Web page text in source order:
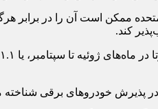
ممکن است آن را در برابر
کند.
می‌شود. خودروهای برقی باتری‌دار تنها ۱.۵